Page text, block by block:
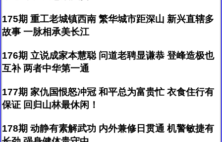
175期 重工老城镇西南 繁华城市距深山 新兴直辖多
故事 一脉相承美长江
176期 立说成家本慧聪 问道老聘显谦恭 登峰造极也
互补 两者中华第一通
177期 家仇国恨怒冲冠 和平总为富贵忙 衣食住行有
保证 回归山林最休闲！
178期 动静有素解武功 内外兼修日贯通 机警敏捷有